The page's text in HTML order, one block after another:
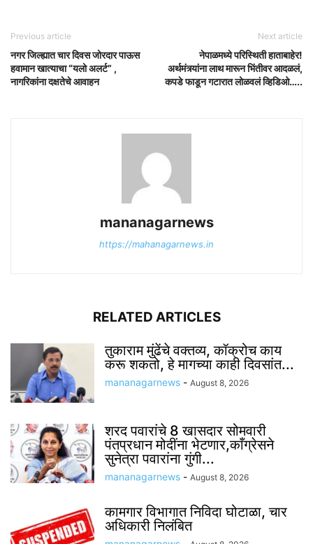
Previous article
नगर जिल्ह्यात चार दिवस जोरदार पाऊस
हवामान खात्याचा “यलो अलर्ट” ,
नागरिकांना दक्षतेचे आवाहन
Next article
नेपाळमध्ये परिस्थिती हाताबाहेर!
अर्थमंत्र्यांना लाथ मारून भिंतीवर आदळलं,
कपडे फाडून गटारात लोळवलं व्हिडिओ…..
mananagarnews
https://mahanagarnews.in
RELATED ARTICLES
तुकाराम मुंढेंचे वक्तव्य, कॉक्रोच काय
करू शकतो, हे मागच्या काही दिवसांत...
mananagarnews - August 8, 2026
शरद पवारांचे 8 खासदार सोमवारी
पंतप्रधान मोदींना भेटणार,काँग्रेसने
सुनेत्रा पवारांना गुंगी...
mananagarnews - August 8, 2026
कामगार विभागात निविदा घोटाळा, चार
अधिकारी निलंबित